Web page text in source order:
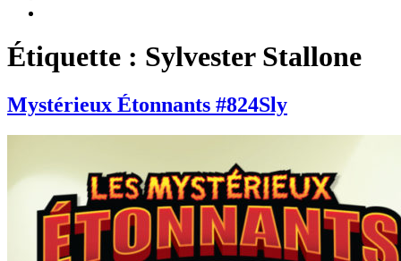
Étiquette : Sylvester Stallone
Mystérieux Étonnants #824Sly